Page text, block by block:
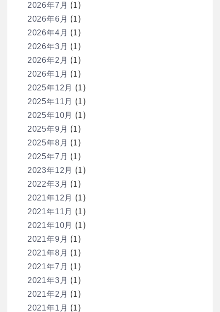
2026年7月 (1)
2026年6月 (1)
2026年4月 (1)
2026年3月 (1)
2026年2月 (1)
2026年1月 (1)
2025年12月 (1)
2025年11月 (1)
2025年10月 (1)
2025年9月 (1)
2025年8月 (1)
2025年7月 (1)
2023年12月 (1)
2022年3月 (1)
2021年12月 (1)
2021年11月 (1)
2021年10月 (1)
2021年9月 (1)
2021年8月 (1)
2021年7月 (1)
2021年3月 (1)
2021年2月 (1)
2021年1月 (1)